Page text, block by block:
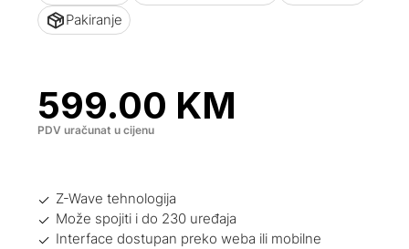
Pakiranje
599.00 KM
PDV uračunat u cijenu
Z-Wave tehnologija
Može spojiti i do 230 uređaja
Interface dostupan preko weba ili mobilne